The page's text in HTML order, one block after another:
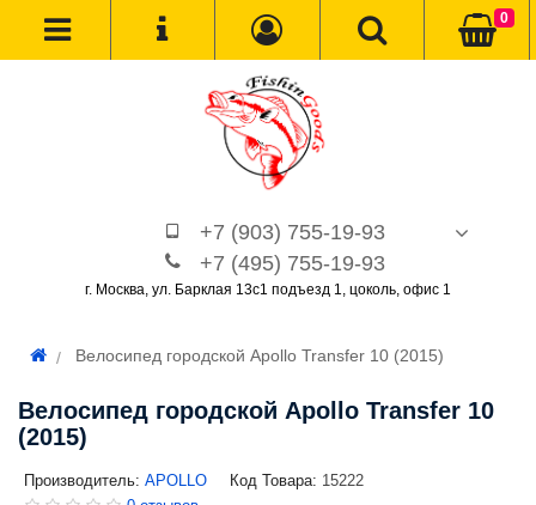
+7 (903) 755-19-93
+7 (495) 755-19-93
г. Москва, ул. Барклая 13с1 подъезд 1, цоколь, офис 1
0
Велосипед городской Apollo Transfer 10 (2015)
Велосипед городской Apollo Transfer 10
(2015)
Производитель: APOLLO Код Товара: 15222